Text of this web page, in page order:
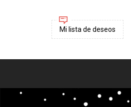
Mi lista de deseos